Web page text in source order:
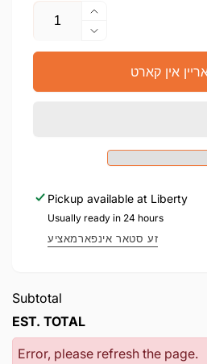
צאל
העכער
די
צאל
מאך
ווייניגער
צאל
אין קארט
Pickup available at Liberty
Usually ready in 24 hours
זע סטאר אינפארמאציע
Subtotal
EST. TOTAL
Error, please refresh the page.